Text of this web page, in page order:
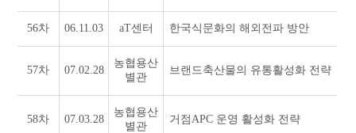
56차 06.11.03 aT센터 한국식문화의 해외전파 방안
57차 07.02.28
농협용산
별관
브랜드축산물의 유통활성화 전략
58차 07.03.28
농협용산
별관
거점APC 운영 활성화 전략